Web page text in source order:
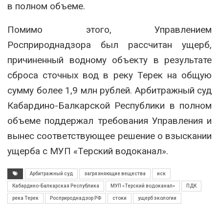
в полном объеме.
Помимо этого, Управлением
Росприроднадзора был рассчитан ущерб,
причиненный водному объекту в результате
сброса сточных вод в реку Терек на общую
сумму более 1,9 млн рублей. Арбитражный суд
Кабардино-Балкарской Республики в полном
объеме поддержал требования Управления и
вынес соответствующее решение о взыскании
ущерба с МУП «Терский водоканал».
Арбитражный суд загрязняющие вещества иск
Кабардино-Балкарская Республика МУП «Терский водоканал» ПДК
река Терек Росприроднадзор РФ стоки ущерб экологии